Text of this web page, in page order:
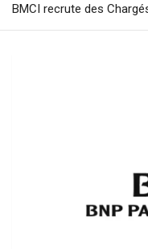
BMCI recrute des